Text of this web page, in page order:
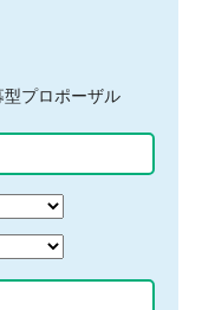
型プロポーザル